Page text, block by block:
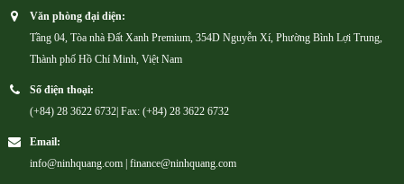
Văn phòng đại diện:
Tầng 04, Tòa nhà Đất Xanh Premium, 354D Nguyễn Xí, Phường Bình Lợi Trung,
Thành phố Hồ Chí Minh, Việt Nam
Số điện thoại:
(+84) 28 3622 6732| Fax: (+84) 28 3622 6732
Email:
info@ninhquang.com | finance@ninhquang.com